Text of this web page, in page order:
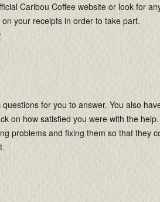
Caribou Coffee website or look for
your receipts in order to take part.
for you to answer. You also
on how satisfied you were with the
problems and fixing them so that they